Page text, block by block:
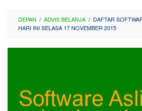
DEPAN / ADVIS BELANJA / DAFTAR
HARI INI SELASA 17 NOVEMBER 2015